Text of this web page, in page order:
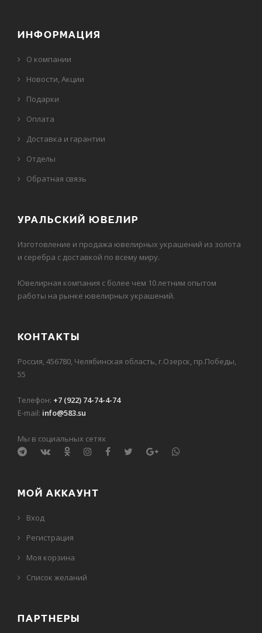
ИНФОРМАЦИЯ
О компании
Новости, Акции
Подарки
Оплата
Доставка и гарантии
Отделы
Обратная связь
УРАЛЬСКИЙ ЮВЕЛИР
Изготовление и продажа ювелирных украшений из золота
и серебра с доставкой по всему миру.
Ювелирная компания с более чем 10 летним опытом
работы на рынке ювелирных украшений.
КОНТАКТЫ
Россия, 456780, Челябинская область, г.Озерск, пр.Победы,
55
Телефон: +7 (922) 74-74-4-74
E-mail: info@583.su
Мы в социальных сетях
МОЙ АККАУНТ
Вход
Регистрация
Моя корзина
Cписок желаний
ПАРТНЕРЫ